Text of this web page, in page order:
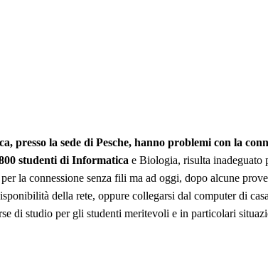
la sede di Pesche, hanno problemi con la
studenti di Informatica e Biologia, risulta inadeguato
la connessione senza fili ma ad oggi, dopo alcune
della rete, oppure collegarsi dal computer di
di studio per gli studenti meritevoli e in particolari